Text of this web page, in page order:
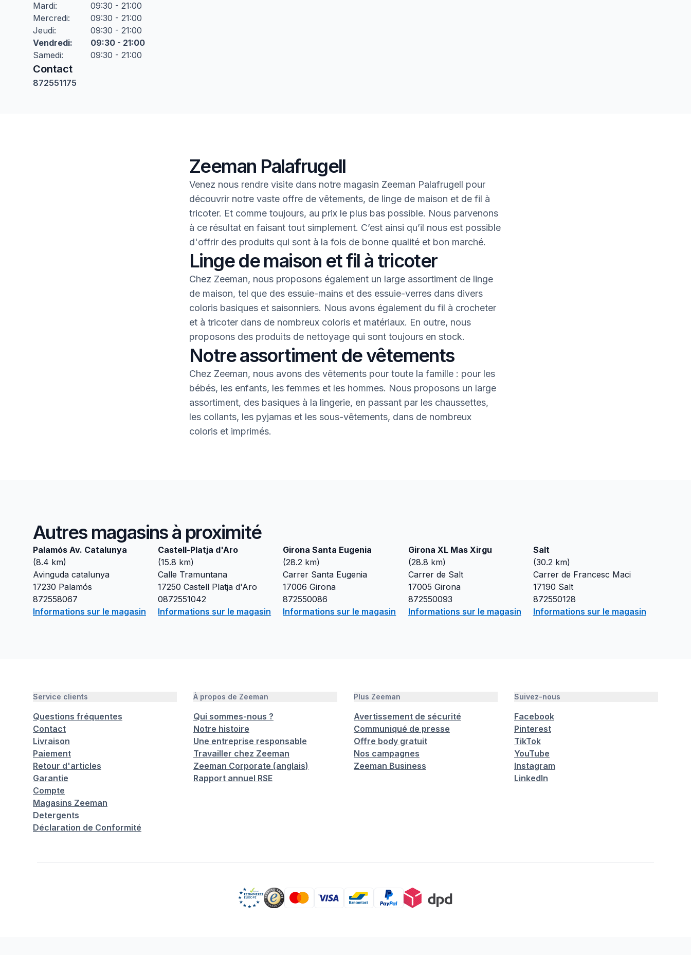
Mardi:
09:30 - 21:00
Mercredi:
09:30 - 21:00
Jeudi:
09:30 - 21:00
Vendredi:
09:30 - 21:00
Samedi: 09:30 - 21:00
Contact
872551175
Zeeman Palafrugell
Venez nous rendre visite dans notre magasin Zeeman Palafrugell pour
découvrir notre vaste offre de vêtements, de linge de maison et de fil à
tricoter. Et comme toujours, au prix le plus bas possible. Nous parvenons
à ce résultat en faisant tout simplement. C’est ainsi qu’il nous est possible
d'offrir des produits qui sont à la fois de bonne qualité et bon marché.
Linge de maison et fil à tricoter
Chez Zeeman, nous proposons également un large assortiment de linge
de maison, tel que des essuie-mains et des essuie-verres dans divers
coloris basiques et saisonniers. Nous avons également du fil à crocheter
et à tricoter dans de nombreux coloris et matériaux. En outre, nous
proposons des produits de nettoyage qui sont toujours en stock.
Notre assortiment de vêtements
Chez Zeeman, nous avons des vêtements pour toute la famille : pour les
bébés, les enfants, les femmes et les hommes. Nous proposons un large
assortiment, des basiques à la lingerie, en passant par les chaussettes,
les collants, les pyjamas et les sous-vêtements, dans de nombreux
coloris et imprimés.
Autres magasins à proximité
Palamós Av. Catalunya
(8.4 km)
Avinguda catalunya
17230 Palamós
872558067
Informations sur le magasin
Castell-Platja d'Aro
(15.8 km)
Calle Tramuntana
17250 Castell Platja d'Aro
0872551042
Informations sur le magasin
Girona Santa Eugenia
(28.2 km)
Carrer Santa Eugenia
17006 Girona
872550086
Informations sur le magasin
Girona XL Mas Xirgu
(28.8 km)
Carrer de Salt
17005 Girona
872550093
Informations sur le magasin
Salt
(30.2km)
Carrer de Francesc Maci
17190 Salt
872550128
Informations sur le magasin
Service clients
Questions fréquentes
Contact
Livraison
Paiement
Retour d'articles
Garantie
Compte
Magasins Zeeman
Detergents
Déclaration de Conformité
À propos de Zeeman
Qui sommes-nous ?
Notre histoire
Une entreprise responsable
Travailler chez Zeeman
Zeeman Corporate (anglais)
Rapport annuel RSE
Plus Zeeman
Avertissement de sécurité
Communiqué de presse
Offre body gratuit
Nos campagnes
Zeeman Business
Suivez-nous
Facebook
Pinterest
TikTok
YouTube
Instagram
LinkedIn